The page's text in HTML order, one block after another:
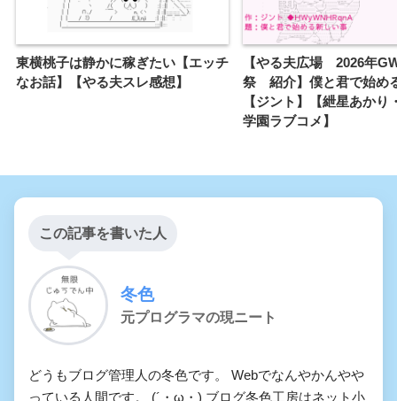
東横桃子は静かに稼ぎたい【エッチ
なお話】【やる夫スレ感想】
【やる夫広場 2026年
祭 紹介】僕と君で始め
【ジント】【紲星あかり
学園ラブコメ】
この記事を書いた人
冬色
元プログラマの現ニート
どうもブログ管理人の冬色です。 Webでなんやかんやや
っている人間です。 (´・ω・) ブログ冬色工房はネット小